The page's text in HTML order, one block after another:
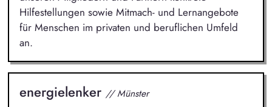
Hilfestellungen sowie Mitmach- und Lernangebote
für Menschen im privaten und beruflichen Umfeld
an.
energielenker // Münster